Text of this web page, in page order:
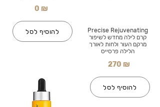
0 ₪
להוסיף לסל
Precise Rejuvenating
קרם לילה מחדש לשיפור
מרקם העור ולחות לאורך
הלילה פרסייס
270 ₪
להוסיף לסל